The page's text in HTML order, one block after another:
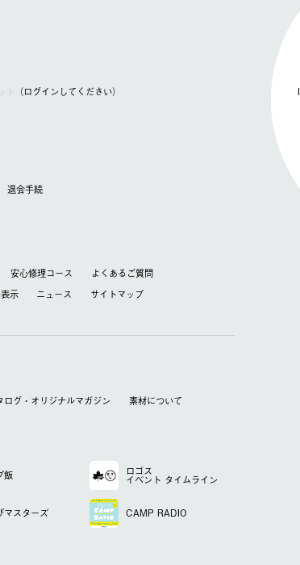
ト （ログインしてください）
退会⼿続
安心修理コース
よくあるご質問
⽰ ニュース サイトマップ
ログ・オリジナルマガジン 素材について
飯 ロゴス
イベント タイムライン
マスターズ CAMP RADIO